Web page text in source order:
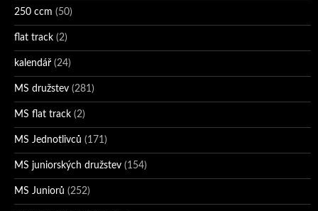
250 ccm (50)
flat track (2)
kalendář (24)
MS družstev (281)
MS flat track (2)
MS Jednotlivců (171)
MS juniorských družstev (154)
MS Juniorů (252)